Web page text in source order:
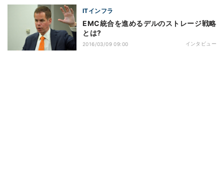
ITインフラ
EMC統合を進めるデルのストレージ戦略
とは?
2016/03/09 09:00 インタビュー